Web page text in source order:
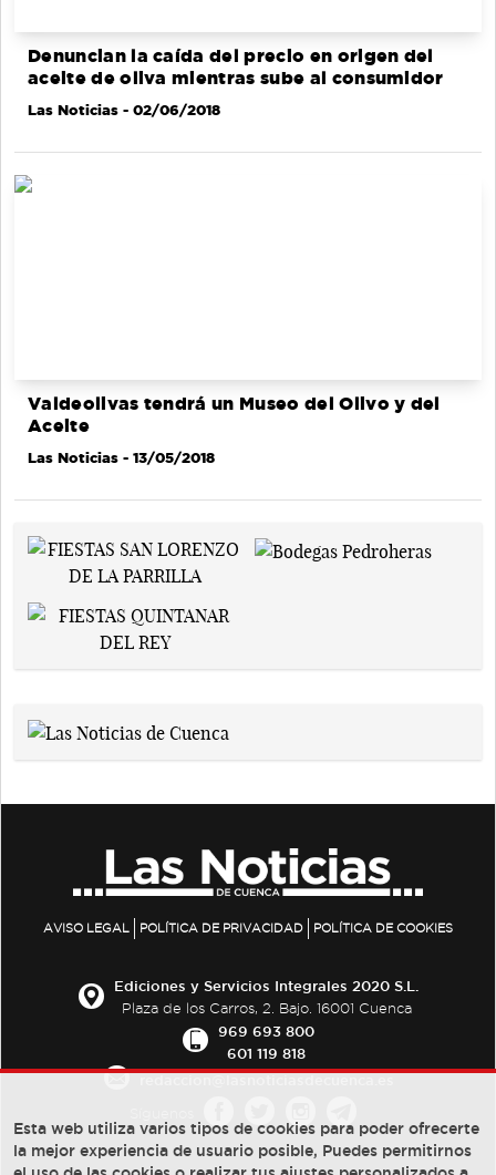
Denuncian la caída del precio en origen del
aceite de oliva mientras sube al consumidor
Las Noticias - 02/06/2018
Valdeolivas tendrá un Museo del Olivo y del
Aceite
Las Noticias - 13/05/2018
AVISO LEGAL POLÍTICA DE PRIVACIDAD POLÍTICA DE COOKIES
Ediciones y Servicios Integrales 2020 S.L.
Plaza de los Carros, 2. Bajo. 16001 Cuenca
969 693 800
601 119 818
Esta web utiliza varios tipos de cookies para poder ofrecerte
la mejor experiencia de usuario posible, Puedes permitirnos